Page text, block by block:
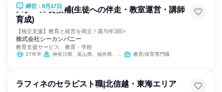
締切：8月17日
スクール長候補(生徒への伴走・教室運営・講師
育成)
【独立支援】教育と経営を両立！賞与年3回⭐
株式会社シーカンパニー
教育支援サービス、教育・学校
27年卒 神奈川県、富山県、福井県、長野県、岐阜県、静岡県、愛知県、三重県、滋賀県、京都府、兵庫県、奈良県、徳島県 教育/保育専門職
ラフィネのセラピスト職|北信越・東海エリア